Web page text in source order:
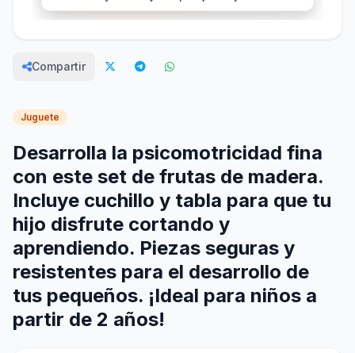
Compartir
Juguete
Desarrolla la psicomotricidad fina
con este set de frutas de madera.
Incluye cuchillo y tabla para que tu
hijo disfrute cortando y
aprendiendo. Piezas seguras y
resistentes para el desarrollo de
tus pequeños. ¡Ideal para niños a
partir de 2 años!